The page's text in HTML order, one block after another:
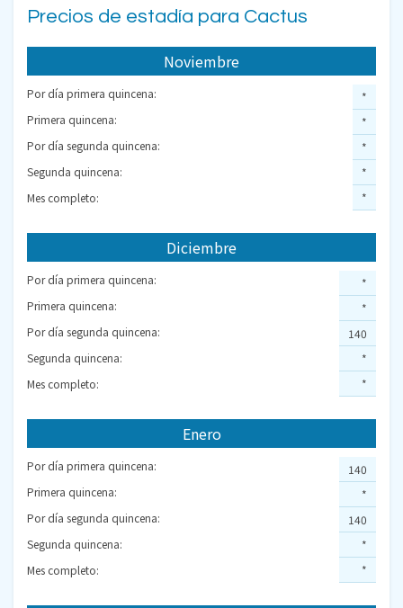
Precios de estadía para Cactus
Noviembre
Por día primera quincena:
Primera quincena:
Por día segunda quincena:
Segunda quincena:
Mes completo:
*
*
*
*
*
Diciembre
Por día primera quincena:
Primera quincena:
Por día segunda quincena:
Segunda quincena:
Mes completo:
*
*
140
*
*
Enero
Por día primera quincena:
Primera quincena:
Por día segunda quincena:
Segunda quincena:
Mes completo:
140
*
140
*
*